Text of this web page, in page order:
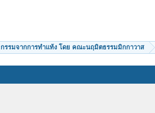
กรรมจากการทำแท้ง โดย คณะนฤมิตธรรมมิกกาวาส